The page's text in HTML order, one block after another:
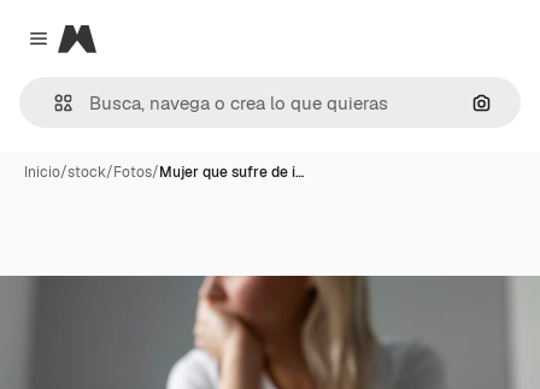
Close menu
Magnific
Inicio/stock/Fotos/Mujer que sufre de i…